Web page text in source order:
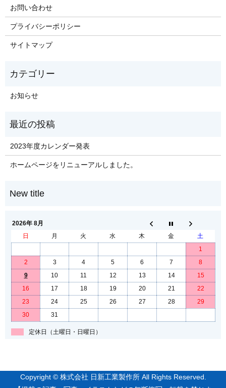
お問い合わせ
プライバシーポリシー
サイトマップ
お知らせ
2023年度カレンダー発表
ホームページをリニューアルしました。
2026年 8月
日
月 火 水 木 金
土
1
2
3 4 5 6 7
8
9
10 11 12 13 14
15
16
17 18 19 20 21
22
23
24 25 26 27 28
29
30
31
定休日（土曜日・日曜日）
Copyright © 株式会社 日新工業製作所 All Rights Reserved.